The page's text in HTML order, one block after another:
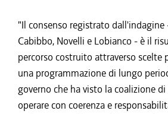
"Il consenso registrato dall'indagine
Cabibbo, Novelli e Lobianco - è il
percorso costruito attraverso scelte
una programmazione di lungo
governo che ha visto la coalizione
operare con coerenza e